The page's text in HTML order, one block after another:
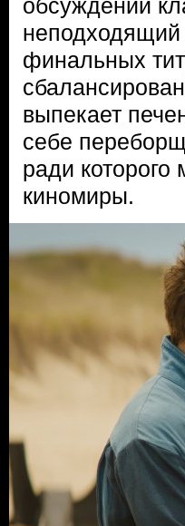
обсуждений
финальных
выпекает
себе
ради
киномиры.